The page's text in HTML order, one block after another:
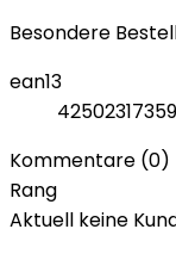
Besondere
ean13
Kommentare (0)
Rang
Aktuell keine